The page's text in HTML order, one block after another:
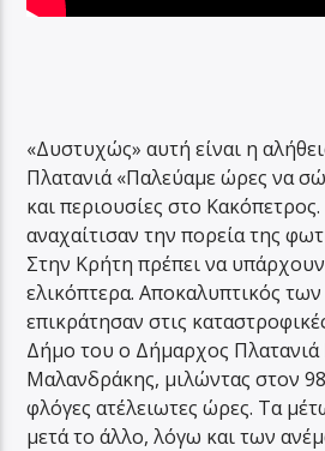
«Δυστυχώς» αυτή είναι η
Πλατανιά «Παλεύαμε ώρες να
και περιουσίες στο
αναχαίτισαν την πορεία της
Στην Κρήτη πρέπει να
ελικόπτερα. Αποκαλυπτικός
επικράτησαν στις
Δήμο του ο Δήμαρχος Πλατανιά
Μαλανδράκης, μιλώντας στον
φλόγες ατέλειωτες ώρες. Τα
μετά το άλλο, λόγω και των